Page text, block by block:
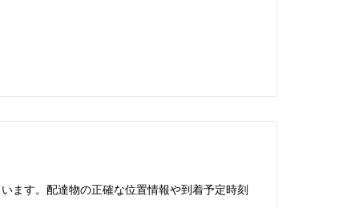
ます。配達物の正確な位置情報や到着予定時刻